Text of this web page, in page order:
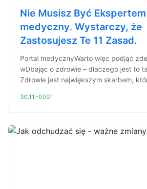
Nie Musisz Być
medyczny. Wystarczy, że
Zastosujesz Te 11 Zasad.
Portal medycznyWarto więc podjąć
wDbając o zdrowie – dlaczego jest to
Zdrowie jest największym skarbem,
30.11.-0001